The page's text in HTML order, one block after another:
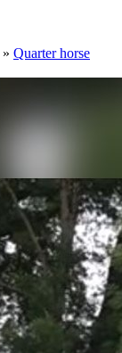
» Quarter horse